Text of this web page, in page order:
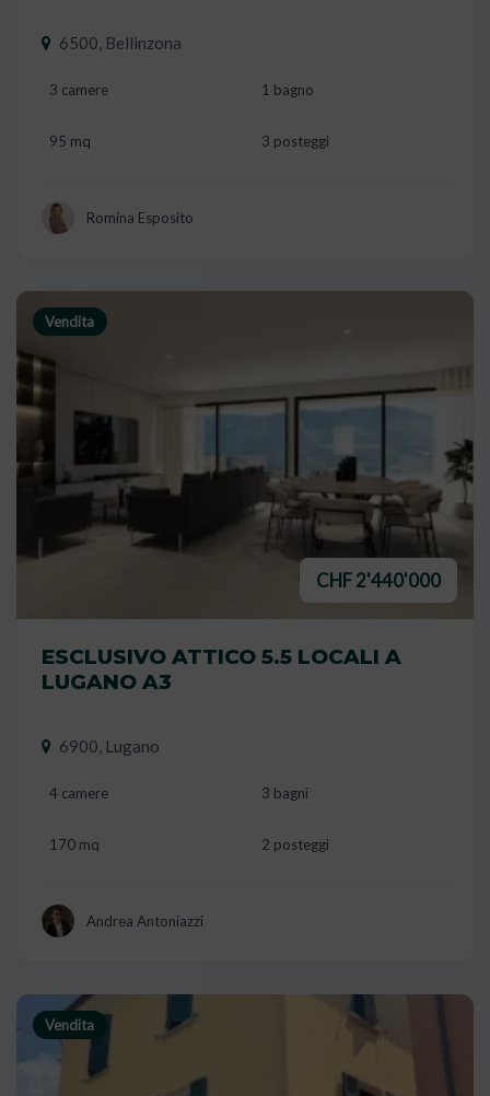
6500, Bellinzona
3 camere 1 bagno
95 mq 3 posteggi
Romina Esposito
Vendita
CHF 2'440'000
ESCLUSIVO ATTICO 5.5 LOCALI A
LUGANO A3
6900, Lugano
4 camere 3 bagni
170 mq 2 posteggi
Andrea Antoniazzi
Vendita